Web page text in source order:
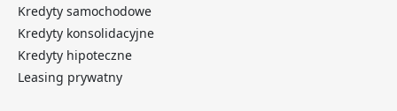
Kredyty samochodowe
Kredyty konsolidacyjne
Kredyty hipoteczne
Leasing prywatny